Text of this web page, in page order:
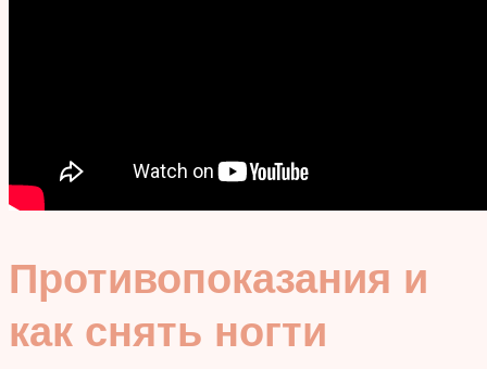
Противопоказания и
как снять ногти